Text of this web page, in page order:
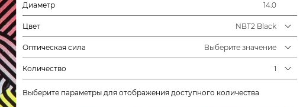
Диаметр 14.0
Цвет NBT2 Black
Оптическая сила Выберите значение
Количество 1
Выберите параметры для отображения доступного количества